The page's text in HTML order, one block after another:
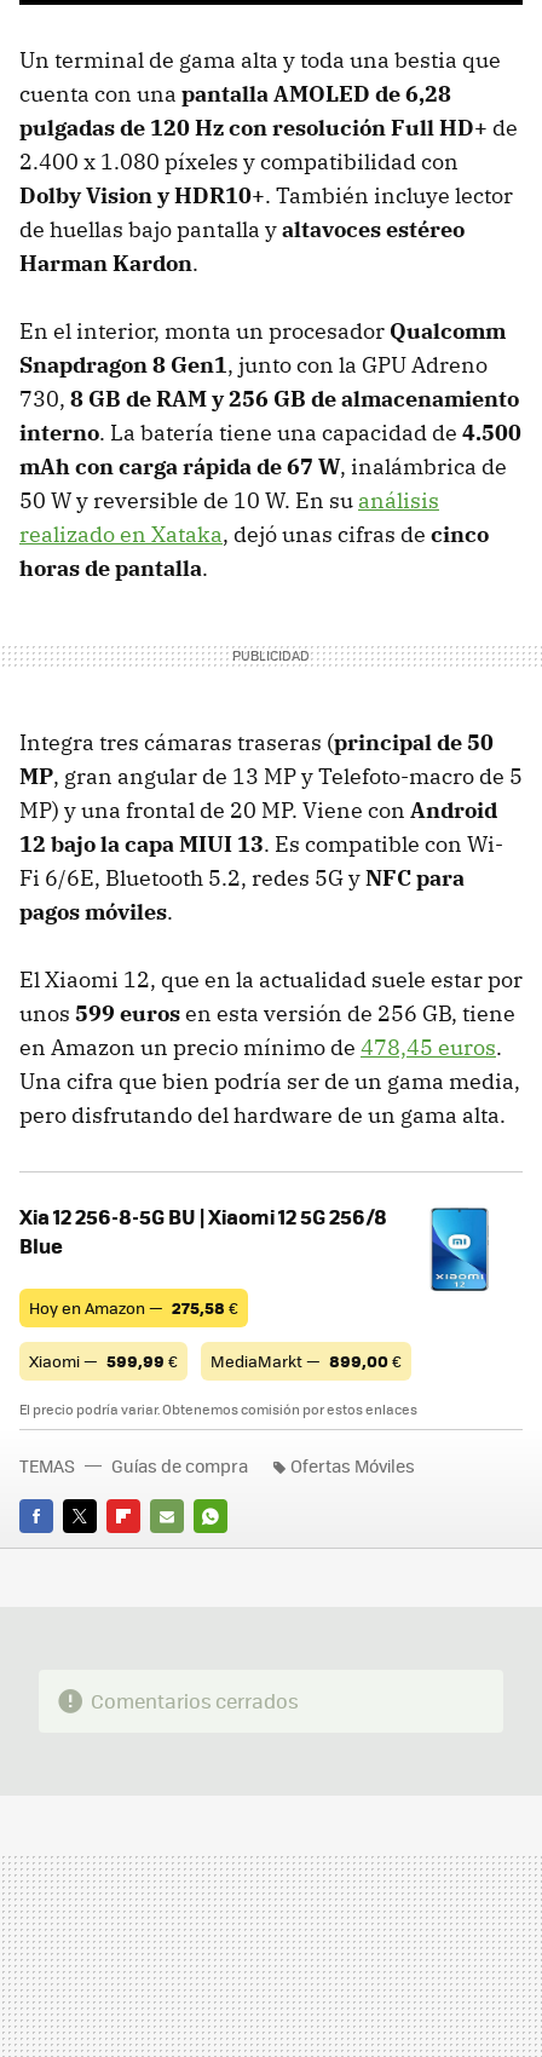
Un terminal de gama alta y toda una bestia que
cuenta con una pantalla AMOLED de 6,28
pulgadas de 120 Hz con resolución Full HD+ de
2.400 x 1.080 píxeles y compatibilidad con
Dolby Vision y HDR10+. También incluye lector
de huellas bajo pantalla yaltavoces estéreo
Harman Kardon.
En el interior, monta un procesador Qualcomm
Snapdragon 8 Gen1, junto con la GPU Adreno
730, 8 GB de RAM y 256 GB de almacenamiento
interno. La batería tiene una capacidad de 4.500
mAh con carga rápida de 67 W, inalámbrica de
50 W y reversible de 10 W. En su análisis
realizado en Xataka, dejó unas cifras de cinco
horas de pantalla.
Integra tres cámaras traseras (principal de 50
MP, gran angular de 13 MP y Telefoto-macro de 5
MP) y una frontal de 20 MP. Viene con Android
12 bajo la capa MIUI 13. Es compatible con Wi-
Fi 6/6E, Bluetooth 5.2, redes 5G yNFC para
pagos móviles.
El Xiaomi 12, que en la actualidad suele estar por
unos 599 eurosen esta versión de 256 GB, tiene
en Amazon un precio mínimo de 478,45 euros.
Una cifra que bien podría ser de un gama media,
pero disfrutando del hardware de un gama alta.
Xia 12 256-8-5G BU | Xiaomi 12 5G 256/8
Blue
Hoy en Amazon — 275,58 €
Xiaomi — 599,99 € MediaMarkt — 899,00€
El precio podría variar. Obtenemos comisión por estos enlaces
FACEBOOK
TWITTERFLIPBOARD
E-
WHATSAPP
TEMAS Guías de compra Ofertas Móviles
Comentarios cerrados